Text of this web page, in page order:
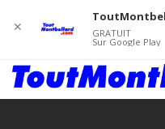
✕ GRATUIT
Sur Google Play